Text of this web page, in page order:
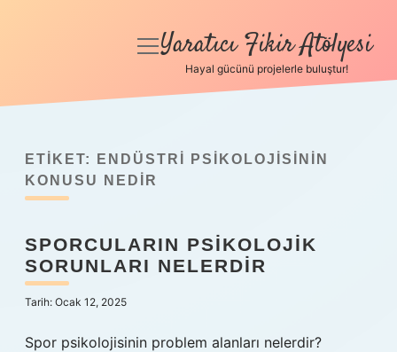
Anasayfa
Yasal Uyarı
menüyü
Yaratıcı Fikir Atölyesi
Hayal gücünü projelerle buluştur!
ETIKET:
ENDÜSTRI PSIKOLOJISININ
KONUSU NEDIR
SPORCULARIN PSIKOLOJIK
SORUNLARI NELERDIR
Tarih: Ocak 12, 2025
Spor psikolojisinin problem alanları nelerdir?